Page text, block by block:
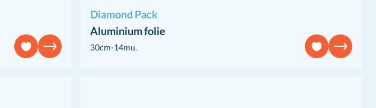
Diamond Pack
Aluminium folie
30cm-14mu.